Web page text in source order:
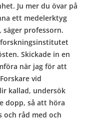
Ju mer du övar på
ett medelerktyg
säger professorn.
Skickade in en
när jag för att
vid
kallad, undersök
dopp, så att höra
och råd med och